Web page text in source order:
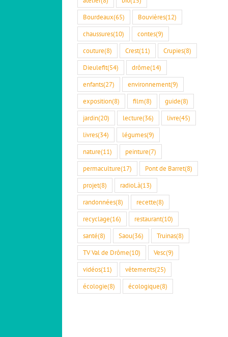
Bourdeaux(65) Bouvières(12)
chaussures(10) contes(9)
couture(8) Crest(11) Crupies(8)
Dieulefit(54) drôme(14)
enfants(27) environnement(9)
exposition(8) film(8) guide(8)
jardin(20) lecture(36) livre(45)
livres(34) légumes(9)
nature(11) peinture(7)
permaculture(17) Pont de Barret(8)
projet(8) radioLà(13)
randonnées(8) recette(8)
recyclage(16) restaurant(10)
santé(8) Saou(36) Truinas(8)
TV Val de Drôme(10) Vesc(9)
vidéos(11) vêtements(25)
écologie(8) écologique(8)